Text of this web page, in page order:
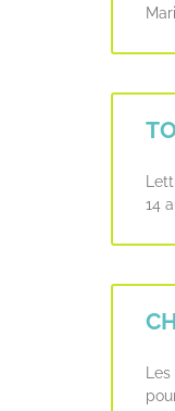
14